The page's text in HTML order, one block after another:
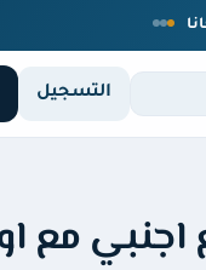
التسجيل
اجنبي